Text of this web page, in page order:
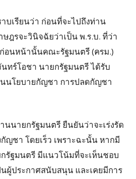
บเรียนว่า ก่อนที่จะไปถึงท่าน
ฎรจะวินิจฉัยว่าเป็น พ.ร.บ. ที่ว่า
ก่อนหน้านั้นคณะรัฐมนตรี (ครม.)
ทร์โอชา นายกรัฐมนตรี ได้รับ
นโยบายกัญชา การปลดกัญชา
นนายกรัฐมนตรี ยืนยันว่าจะเร่งรัด
ญชา โดยเร็ว เพราะฉะนั้น หากมี
รัฐมนตรี มีแนวโน้มที่จะเห็นชอบ
นผู้ประกาศสนับสนุน และเคยมีการ